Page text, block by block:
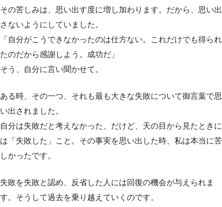
その苦しみは、思い出す度に増し加わります。だから、思い出
さないようにしていました。
「自分がこうできなかったのは仕方ない。これだけでも得られ
たのだから感謝しよう。成功だ」
そう、自分に言い聞かせて。
ある時、その一つ、それも最も大きな失敗について御言葉で思
い出されました。
自分は失敗だと考えなかった、だけど、天の目から見たときに
は「失敗した」こと。その事実を思い出した時、私は本当に苦
しかったです。
失敗を失敗と認め、反省した人には回復の機会が与えられま
す。そうして過去を乗り越えていくのです。